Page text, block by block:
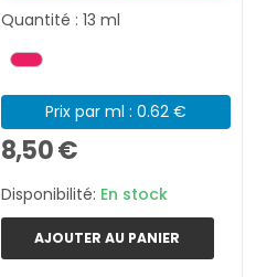
Quantité : 13 ml
Prix par ml : 0.62 €
8,50 €
Disponibilité: En stock
AJOUTER AU PANIER